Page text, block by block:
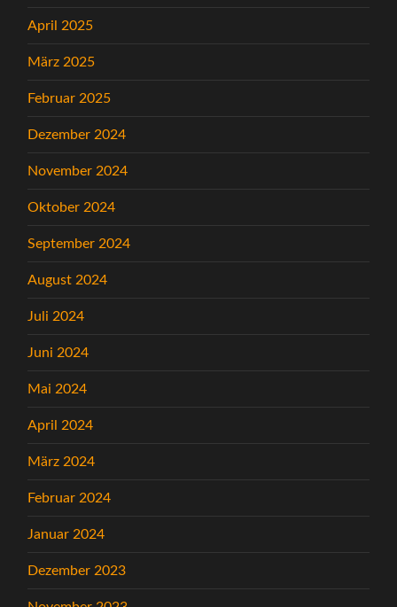
April 2025
März 2025
Februar 2025
Dezember 2024
November 2024
Oktober 2024
September 2024
August 2024
Juli 2024
Juni 2024
Mai 2024
April 2024
März 2024
Februar 2024
Januar 2024
Dezember 2023